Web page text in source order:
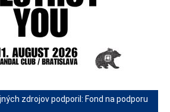
zdrojov podporil: Fond na podporu